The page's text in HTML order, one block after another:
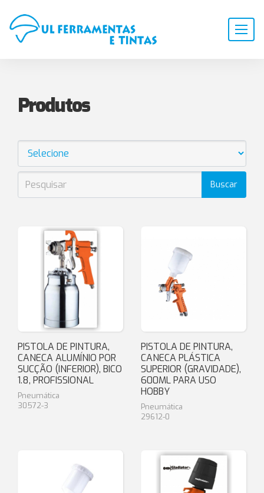
Produtos
Buscar
PISTOLA DE PINTURA,
CANECA ALUMÍNIO POR
SUCÇÃO (INFERIOR), BICO
1.8, PROFISSIONAL
Pneumática
30572-3
PISTOLA DE PINTURA,
CANECA PLÁSTICA
SUPERIOR (GRAVIDADE),
600ML PARA USO
HOBBY
Pneumática
29612-0